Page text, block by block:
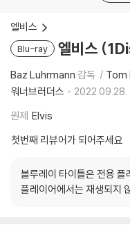
엘비스
Blu-ray 엘비스
Baz Luhrmann 감독 Tom
워너브러더스
2022.09.28.
원제 Elvis
첫번째 리뷰어가 되어주세요
블루레이 타이틀은 전용
플레이어에서는 재생되지